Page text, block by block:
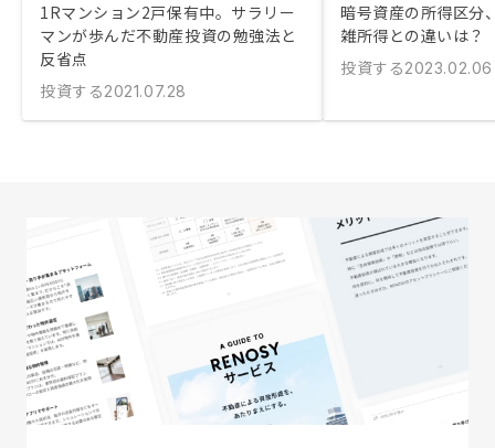
1Rマンション2戸保有中。サラリー
マンが歩んだ不動産投資の勉強法と
反省点
投資する2021.07.28
暗号資産の所得区分
雑所得との違いは？
投資する2023.02.06